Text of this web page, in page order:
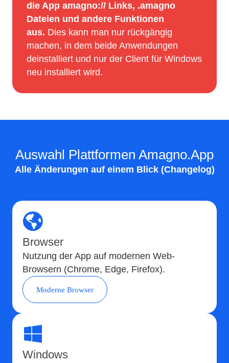
die App amagno:// Links, .amagno
Dateien und andere Funktionen
aus. Dies kann man nur rückgängig
machen, in dem beide Anwendungen
deinstalliert und nur der Client für Windows
neu installiert wird.
Auswahl Plattformen Amagno.App
Alle Änderungen auf einem Blick (Changelog)
Browser
Nutzung der App auf modernen Web-
Browsern (Chrome, Edge, Firefox).
Moderne Browser
Windows